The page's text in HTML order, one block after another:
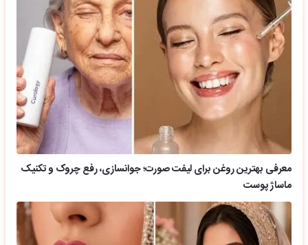
معرفی بهترین روغن برای لیفت صورت؛ جوانسازی، رفع چروک و تکنیک
ماساژ پوست